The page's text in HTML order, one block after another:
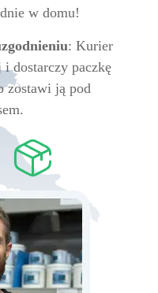
w domu!
: Kurier
dostarczy paczkę
zostawi ją pod